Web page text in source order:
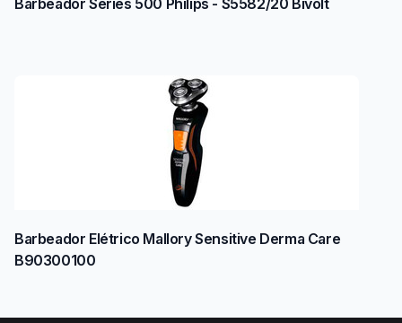
Barbeador Elétrico Mallory Sensitive Derma Care
B90300100